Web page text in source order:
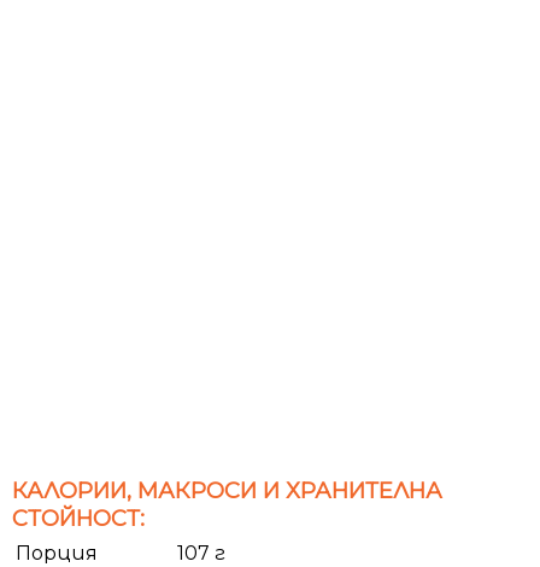
КАЛОРИИ, МАКРОСИ И ХРАНИТЕЛНА
СТОЙНОСТ:
Порция
107 г